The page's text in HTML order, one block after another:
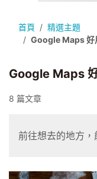
首頁
精選主題
Google Maps 好
Google Maps
8 篇文章
前往想去的地方